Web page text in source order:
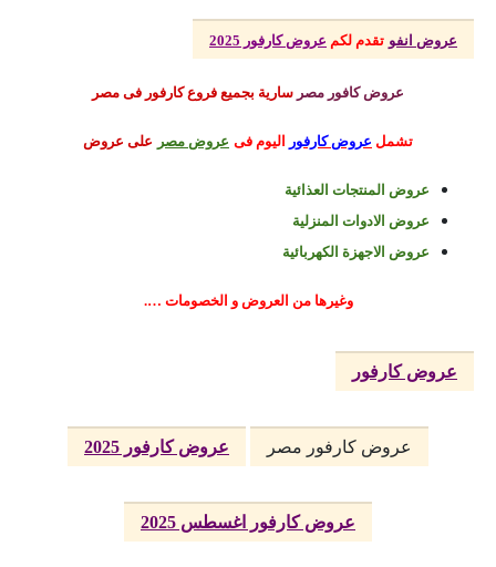
عروض انفو تقدم لكم عروض كارفور 2025
عروض كافور مصر سارية بجميع فروع كارفور فى مصر
تشمل عروض كارفور اليوم فى عروض مصر على عروض
عروض المنتجات العذائية
عروض الادوات المنزلية
عروض الاجهزة الكهربائية
وغيرها من العروض و الخصومات ….
عروض كارفور
عروض كارفور مصر عروض كارفور 2025
عروض كارفور اغسطس 2025